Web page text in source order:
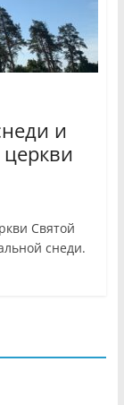
и
Святой
снеди.